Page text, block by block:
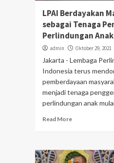
LPAI Berdayakan
sebagai Tenaga
Perlindungan Anak
admin Oktober 29, 2021
Jakarta - Lembaga
Indonesia terus
pemberdayaan
menjadi tenaga
perlindungan anak
Read More